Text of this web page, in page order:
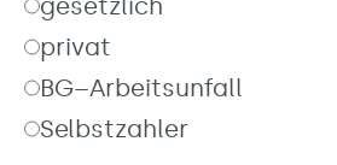
gesetzlich
privat
BG–Arbeitsunfall
Selbstzahler